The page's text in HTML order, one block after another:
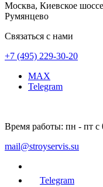
Москва, Киевское
Румянцево
Связаться с нами
+7 (495) 229-30-20
MAX
Telegram
Время работы: пн - пт с
mail@stroyservis.su
Telegram